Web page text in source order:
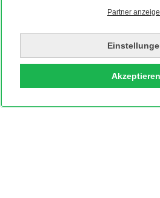
Partner
Akzeptieren